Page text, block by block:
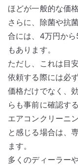
ほどが一般的な価
さらに、除菌や抗
合には、4万円か
もあります。
ただし、これは目
依頼する際には必
価格だけでなく、
らも事前に確認す
エアコンクリーニ
と感じる場合は、
ます。
多くのディーラー